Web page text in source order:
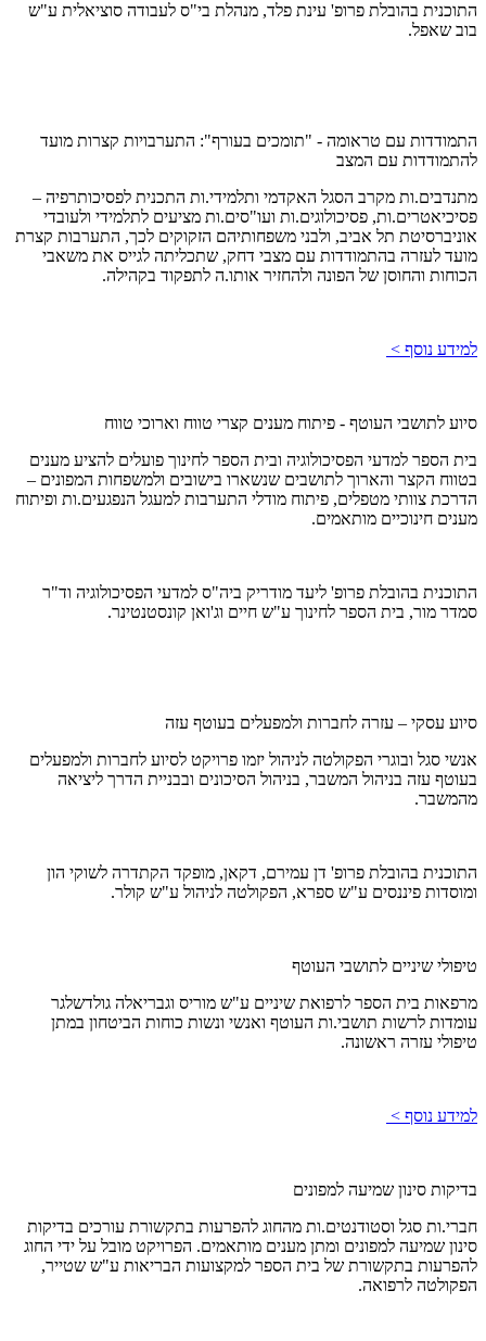
התוכנית בהובלת פרופ' עינת פלד, מנהלת בי"ס לעבודה סוציאלית ע"ש
בוב שאפל.
התמודדות עם טראומה - "תומכים בעורף": התערבויות קצרות מועד
להתמודדות עם המצב
מתנדבים.ות מקרב הסגל האקדמי ותלמידי.ות התכנית לפסיכותרפיה –
פסיכיאטרים.ות, פסיכולוגים.ות ועו"סים.ות מציעים לתלמידי ולעובדי
אוניברסיטת תל אביב, ולבני משפחותיהם הזקוקים לכך, התערבות קצרת
מועד לעזרה בהתמודדות עם מצבי דחק, שתכליתה לגייס את משאבי
הכוחות והחוסן של הפונה ולהחזיר אותו.ה לתפקוד בקהילה.
למידע נוסף >
סיוע לתושבי העוטף - פיתוח מענים קצרי טווח וארוכי טווח
בית הספר למדעי הפסיכולוגיה ובית הספר לחינוך פועלים להציע מענים
בטווח הקצר והארוך לתושבים שנשארו בישובים ולמשפחות המפונים –
הדרכת צוותי מטפלים, פיתוח מודלי התערבות למעגל הנפגעים.ות ופיתוח
מענים חינוכיים מותאמים.
התוכנית בהובלת פרופ' ליעד מודריק ביה"ס למדעי הפסיכולוגיה וד"ר
סמדר מור, בית הספר לחינוך ע"ש חיים וג'ואן קונסטנטינר.
סיוע עסקי – עזרה לחברות ולמפעלים בעוטף עזה
אנשי סגל ובוגרי הפקולטה לניהול יזמו פרויקט לסיוע לחברות ולמפעלים
בעוטף עזה בניהול המשבר, בניהול הסיכונים ובבניית הדרך ליציאה
מהמשבר.
התוכנית בהובלת פרופ' דן עמירם, דקאן, מופקד הקתדרה לשוקי הון
ומוסדות פיננסים ע"ש ספרא, הפקולטה לניהול ע"ש קולר.
טיפולי שיניים לתושבי העוטף
מרפאות בית הספר לרפואת שיניים ע"ש מוריס וגבריאלה גולדשלגר
עומדות לרשות תושבי.ות העוטף ואנשי ונשות כוחות הביטחון במתן
טיפולי עזרה ראשונה.
למידע נוסף >
בדיקות סינון שמיעה למפונים
חברי.ות סגל וסטודנטים.ות מהחוג להפרעות בתקשורת עורכים בדיקות
סינון שמיעה למפונים ומתן מענים מותאמים. הפרויקט מובל על ידי החוג
להפרעות בתקשורת של בית הספר למקצועות הבריאות ע"ש שטייר,
הפקולטה לרפואה.